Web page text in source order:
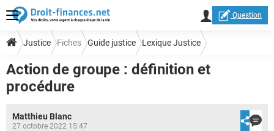
Question
Justice Fiches Guide justice Lexique Justice
Action de groupe : définition et
procédure
Matthieu Blanc
27 octobre 2022 15:47